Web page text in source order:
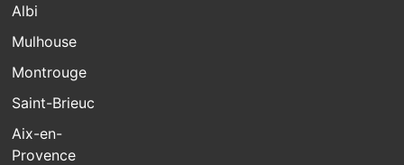
Albi
Mulhouse
Montrouge
Saint-Brieuc
Aix-en-
Provence